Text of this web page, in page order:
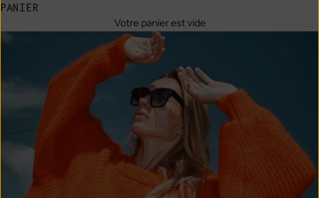
PANIER
Votre panier est vide